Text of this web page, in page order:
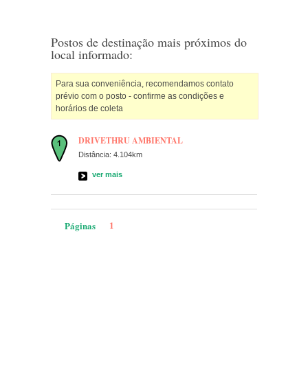
Postos de destinação mais próximos do
local informado:
Para sua conveniência, recomendamos contato
prévio com o posto - confirme as condições e
horários de coleta
DRIVETHRU AMBIENTAL
Distância: 4.104km
ver mais
Páginas 1